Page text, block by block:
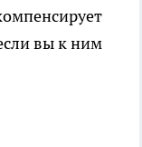
вы к ним